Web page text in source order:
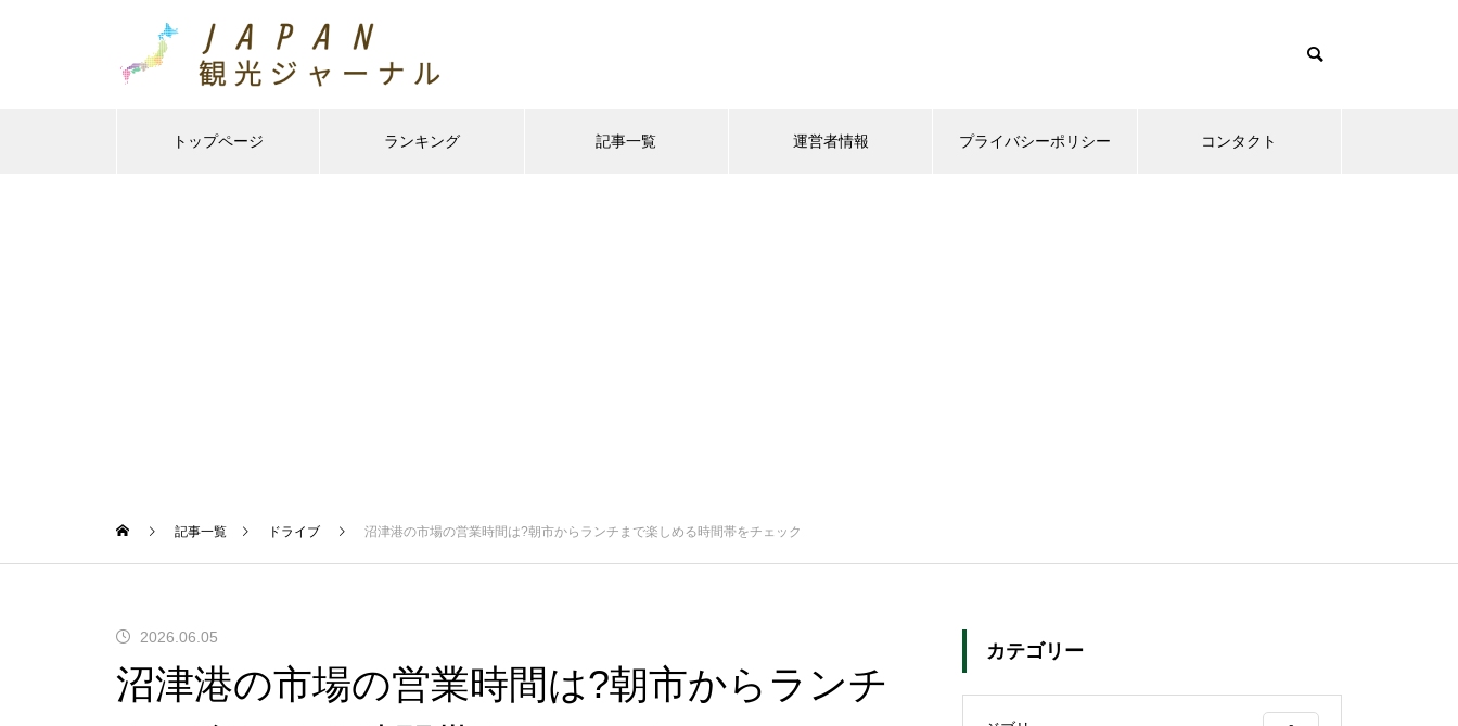
トップページ ランキング 記事一覧 運営者情報 プライバシーポリシー コンタクト
記事一覧 ドライブ 沼津港の市場の営業時間は?朝市からランチまで楽しめる時間帯をチェック
2026.06.05
沼津港の市場の営業時間は?朝市からランチ
カテゴリー